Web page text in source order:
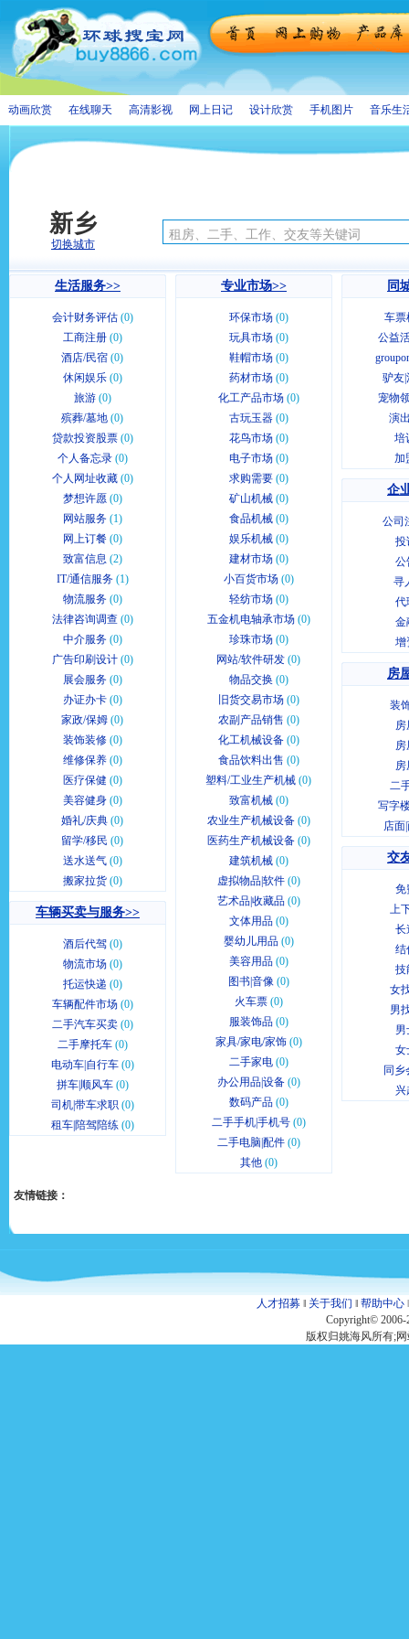
动画欣赏 在线聊天 高清影视 网上日记 设计欣赏 手机图片 音乐生
新乡
切换城市
生活服务>>
会计财务评估 (0)
工商注册 (0)
酒店/民宿 (0)
休闲娱乐 (0)
旅游 (0)
殡葬/墓地 (0)
贷款投资股票 (0)
个人备忘录 (0)
个人网址收藏 (0)
梦想许愿 (0)
网站服务 (1)
网上订餐 (0)
致富信息 (2)
IT/通信服务 (1)
物流服务 (0)
法律咨询调查 (0)
中介服务 (0)
广告印刷设计 (0)
展会服务 (0)
办证办卡 (0)
家政/保姆 (0)
装饰装修 (0)
维修保养 (0)
医疗保健 (0)
美容健身 (0)
婚礼/庆典 (0)
留学/移民 (0)
送水送气 (0)
搬家拉货 (0)
车辆买卖与服务>>
酒后代驾 (0)
物流市场 (0)
托运快递 (0)
车辆配件市场 (0)
二手汽车买卖 (0)
二手摩托车 (0)
电动车|自行车 (0)
拼车|顺风车 (0)
司机|带车求职 (0)
租车|陪驾陪练 (0)
专业市场>>
环保市场 (0)
玩具市场 (0)
鞋帽市场 (0)
药材市场 (0)
化工产品市场 (0)
古玩玉器 (0)
花鸟市场 (0)
电子市场 (0)
求购需要 (0)
矿山机械 (0)
食品机械 (0)
娱乐机械 (0)
建材市场 (0)
小百货市场 (0)
轻纺市场 (0)
五金机电轴承市场 (0)
珍珠市场 (0)
网站/软件研发 (0)
物品交换 (0)
旧货交易市场 (0)
农副产品销售 (0)
化工机械设备 (0)
食品饮料出售 (0)
塑料/工业生产机械 (0)
致富机械 (0)
农业生产机械设备 (0)
医药生产机械设备 (0)
建筑机械 (0)
虚拟物品|软件 (0)
艺术品|收藏品 (0)
文体用品 (0)
婴幼儿用品 (0)
美容用品 (0)
图书|音像 (0)
火车票 (0)
服装饰品 (0)
家具/家电/家饰 (0)
二手家电 (0)
办公用品|设备 (0)
数码产品 (0)
二手手机|手机号 (0)
二手电脑|配件 (0)
其他 (0)
同
车票
公益
驴友|
宠物
演
培
加
企
公司
投
公
寻
代
金
增
房
装
房
房
房
二
写字
店面
交
免
上
长
结
技
女
男
男
女
同乡
兴
友情链接：
人才招募 ‖ 关于我们 ‖ 帮助中心
Copyright© 2006-
版权归姚海风所有;